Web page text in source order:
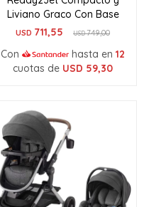
Liviano Graco Con Base
USD 711,55 USD749,00
Con hasta en 12
cuotas de USD 59,30